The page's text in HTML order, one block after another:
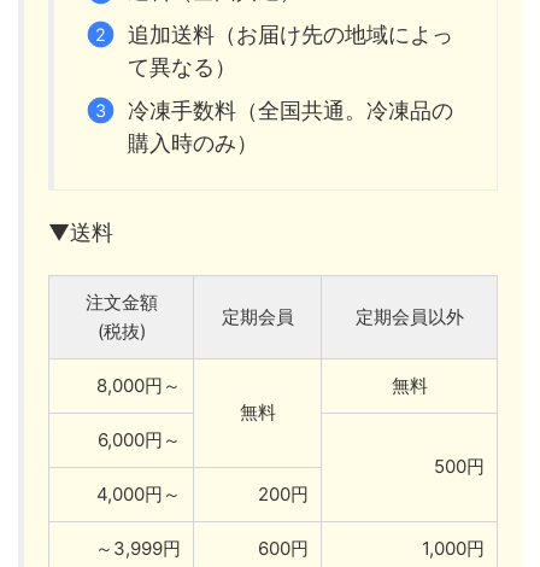
追加送料（お届け先の地域によっ
て異なる）
冷凍手数料（全国共通。冷凍品の
購入時のみ）
▼送料
注文金額
(税抜)
定期会員 定期会員以外
8,000円～
無料
無料
6,000円～
500円
4,000円～
200円
～3,999円 600円 1,000円